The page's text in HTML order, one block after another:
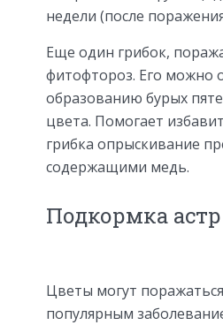
недели (после
Еще один грибок,
фитофтороз. Его можно
образованию бурых
цвета. Помогает
грибка опрыскивание
содержащими медь.
Подкормка астр
Цветы могут
популярным